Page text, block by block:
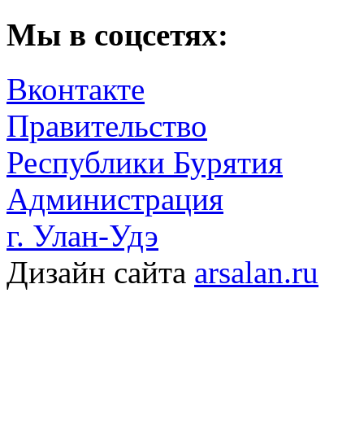
Мы в соцсетях:
Вконтакте
Правительство
Республики Бурятия
Администрация
г. Улан-Удэ
Дизайн сайта arsalan.ru